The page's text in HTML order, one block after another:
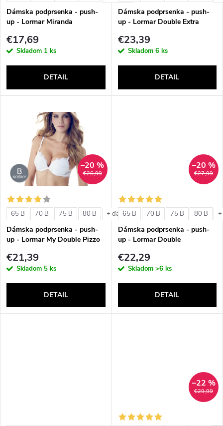
p
r
d
t
o
v
p
r
o
d
t
o
v
Dámska podprsenka - push-
up - Lormar Miranda
€17,69
Skladom 1 ks
DETAIL
Dámska podprsenka - push-
up - Lormar Double Extra
€23,39
Skladom 6 ks
DETAIL
€26,99
–20 %
65 B 70 B 75 B 80 B + ďalšie
Dámska podprsenka - push-
up - Lormar My Double Pizzo
€21,39
Skladom 5 ks
DETAIL
€27,99
–20 %
65 B 70 B 75 B 80 B
Dámska podprsenka - push-
up - Lormar Double
€22,29
Skladom >6 ks
DETAIL
€29,99
–22 %